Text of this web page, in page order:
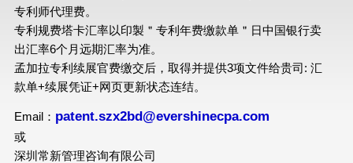
专利师代理费。
专利规费塔卡汇率以印製＂专利年费缴款单＂日中国银行卖
出汇率6个月远期汇率为准。
孟加拉专利续展官费缴交后，取得并提供3项文件给贵司: 汇
款单+续展凭证+网页更新状态连结。
Email： patent.szx2bd@evershinecpa.com
或
深圳常新管理咨询有限公司